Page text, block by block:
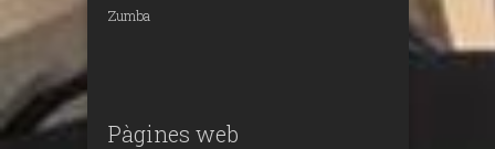
Zumba
Pàgines web